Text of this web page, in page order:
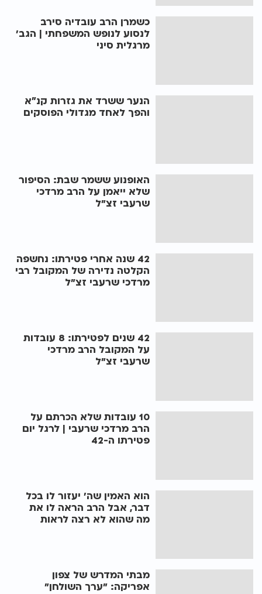
כשמרן הרב עובדיה סירב
לנסוע לנופש המשפחתי | הגב'
מרגלית סיני
הנער ששרד את גזרות קנ״א
והפך לאחד מגדולי הפוסקים
האופנוע ששמר שבת: הסיפור
שלא ייאמן על הרב מרדכי
שרעבי זצ"ל
42 שנה אחרי פטירתו: נחשפה
הקלטה נדירה של המקובל רבי
מרדכי שרעבי זצ"ל
42 שנים לפטירתו: 8 עובדות
על המקובל הרב מרדכי
שרעבי זצ"ל
10 עובדות שלא הכרתם על
הרב מרדכי שרעבי | לרגל יום
פטירתו ה-42
הוא האמין שה' יעזור לו בכל
דבר, אבל הרב הראה לו את
מה שהוא לא רצה לראות
מבתי המדרש של צפון
אפריקה: "ערך השולחן"